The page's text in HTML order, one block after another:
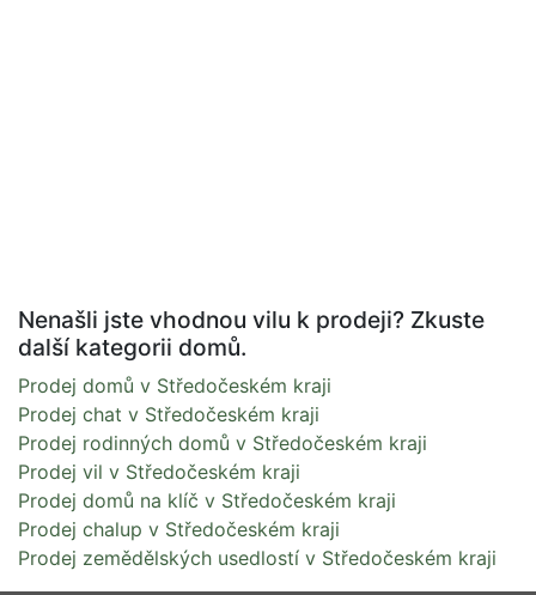
Nenašli jste vhodnou vilu k prodeji? Zkuste
další kategorii domů.
Prodej domů v Středočeském kraji
Prodej chat v Středočeském kraji
Prodej rodinných domů v Středočeském kraji
Prodej vil v Středočeském kraji
Prodej domů na klíč v Středočeském kraji
Prodej chalup v Středočeském kraji
Prodej zemědělských usedlostí v Středočeském kraji